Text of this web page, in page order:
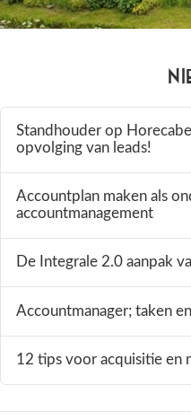
Standhouder op
opvolging van leads!
Accountplan maken als
accountmanagement
De Integrale 2.0 aanpak
Accountmanager; taken
12 tips voor acquisitie en